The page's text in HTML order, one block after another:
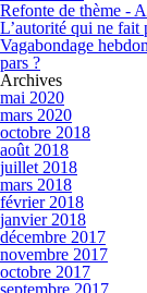
Refonte de thème -
L’autorité qui ne
Vagabondage
pars ?
Archives
mai 2020
mars 2020
octobre 2018
août 2018
juillet 2018
mars 2018
février 2018
janvier 2018
décembre 2017
novembre 2017
octobre 2017
septembre 2017